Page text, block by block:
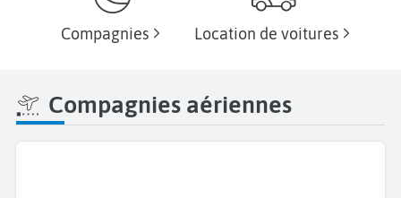
Compagnies Location de voitures
Compagnies aériennes